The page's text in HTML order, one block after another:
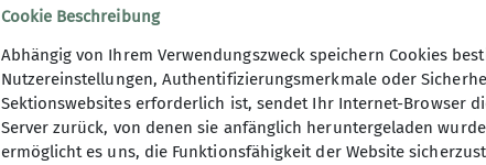
Cookie Beschreibung
Abhängig von Ihrem Verwendungszweck speichern Cookies
Nutzereinstellungen, Authentifizierungsmerkmale oder
Sektionswebsites erforderlich ist, sendet Ihr Internet-Browser
Server zurück, von denen sie anfänglich heruntergeladen
ermöglicht es uns, die Funktionsfähigkeit der Website